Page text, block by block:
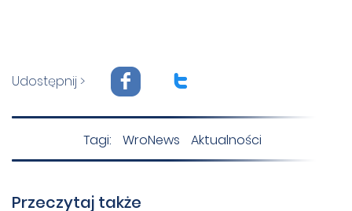
Udostępnij > F T
Tagi: WroNews Aktualności
Przeczytaj także